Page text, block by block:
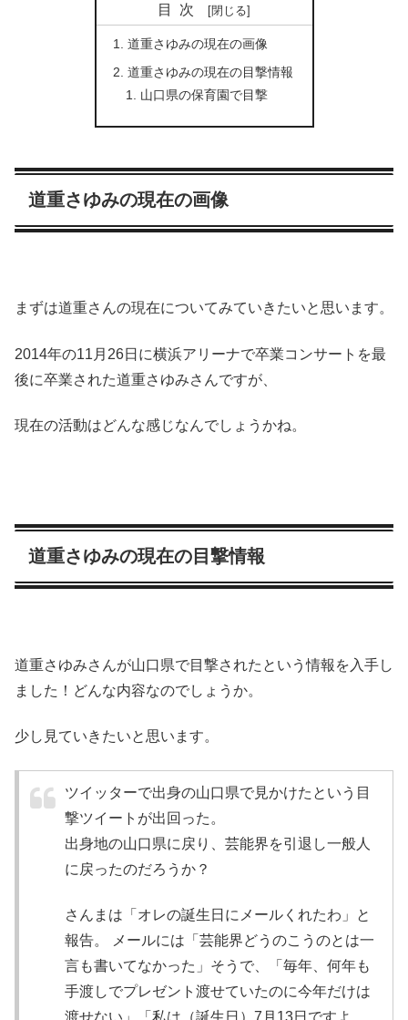
目次
道重さゆみの現在の画像
道重さゆみの現在の目撃情報
山口県の保育園で目撃
道重さゆみの現在の画像
まずは道重さんの現在についてみていきたいと思います。
2014年の11月26日に横浜アリーナで卒業コンサート を最
後に卒業された道重さゆみさんですが、
現在の活動はどんな感じなんでしょうかね。
道重さゆみの現在の目撃情報
道重さゆみさんが山口県で目撃されたという情報を入手し
ました！どんな内容なのでしょうか。
少し見ていきたいと思います。
ツイッターで出身の山口県で見かけたという目
撃ツイートが出回った。
出身地の山口県に戻り、芸能界を引退し一般人
に戻ったのだろうか？
さんまは「オレの誕生日にメールくれたわ」と
報告。 メールには「芸能界どうのこうのとは一
言も書いてなかった」そうで、「毎年、何年も
手渡しでプレゼント渡せていたのに今年だけは
渡せない」「私は（誕生日）7月13日ですよ。